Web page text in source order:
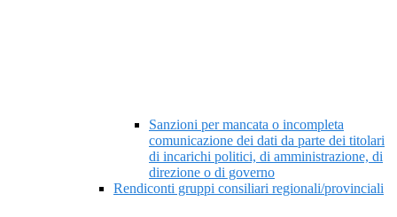
Sanzioni per mancata o incompleta
comunicazione dei dati da parte dei titolari
di incarichi politici, di amministrazione, di
direzione o di governo
Rendiconti gruppi consiliari regionali/provinciali